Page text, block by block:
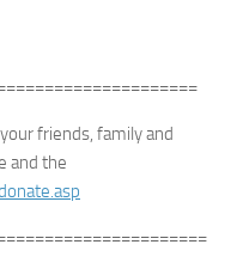
friends, family and
and the